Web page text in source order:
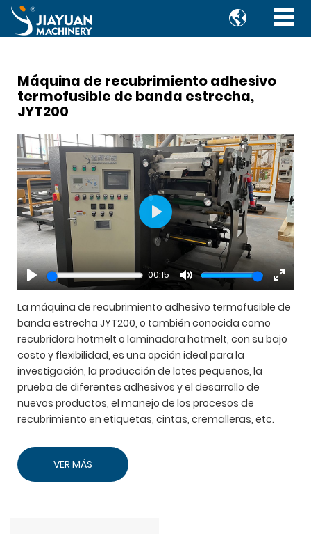

Máquina de recubrimiento adhesivo
termofusible de banda estrecha,
JYT200
Play
00:15
Mute
Enter
Play
La máquina de recubrimiento adhesivo termofusible de
banda estrecha JYT200, o también conocida como
recubridora hotmelt o laminadora hotmelt, con su bajo
costo y flexibilidad, es una opción ideal para la
investigación, la producción de lotes pequeños, la
prueba de diferentes adhesivos y el desarrollo de
nuevos productos, el manejo de los procesos de
recubrimiento en etiquetas, cintas, cremalleras, etc.
VER MÁS